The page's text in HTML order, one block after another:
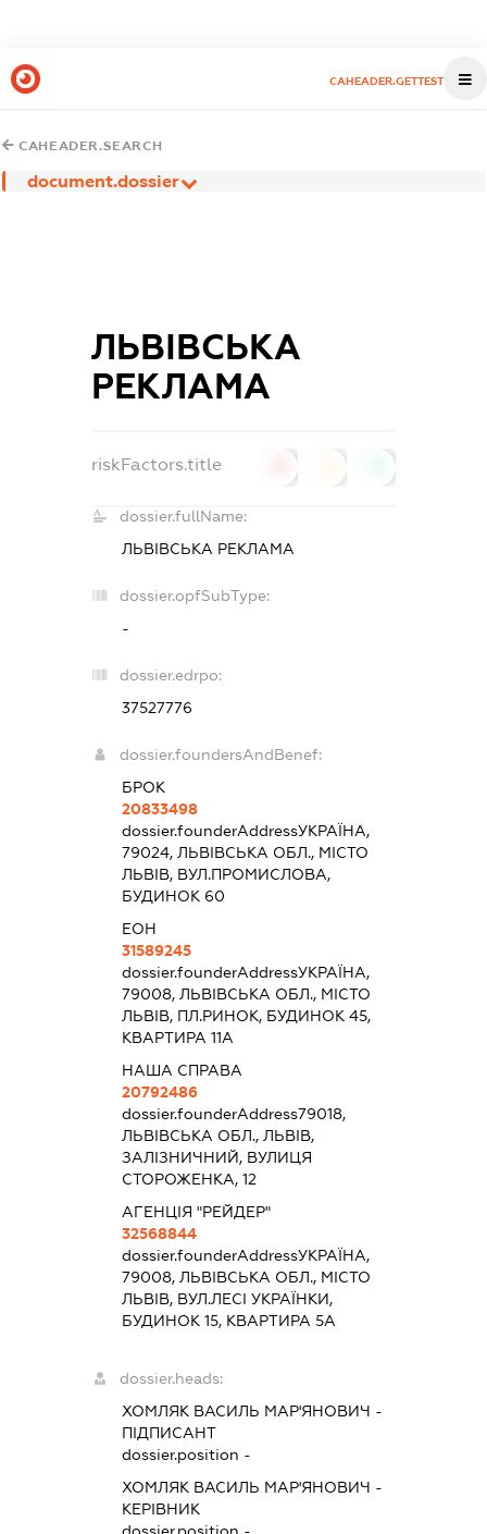
CAHEADER.GETTEST
CAHEADER.SEARCH
document.dossier
ЛЬВІВСЬКА
РЕКЛАМА
riskFactors.title
dossier.fullName:
ЛЬВІВСЬКА РЕКЛАМА
dossier.opfSubType:
-
dossier.edrpo:
37527776
dossier.foundersAndBenef:
БРОК
20833498
dossier.founderAddressУКРАЇНА,
79024, ЛЬВІВСЬКА ОБЛ., МІСТО
ЛЬВІВ, ВУЛ.ПРОМИСЛОВА,
БУДИНОК 60
ЕОН
31589245
dossier.founderAddressУКРАЇНА,
79008, ЛЬВІВСЬКА ОБЛ., МІСТО
ЛЬВІВ, ПЛ.РИНОК, БУДИНОК 45,
КВАРТИРА 11А
НАША СПРАВА
20792486
dossier.founderAddress79018,
ЛЬВІВСЬКА ОБЛ., ЛЬВІВ,
ЗАЛІЗНИЧНИЙ, ВУЛИЦЯ
СТОРОЖЕНКА, 12
АГЕНЦІЯ "РЕЙДЕР"
32568844
dossier.founderAddressУКРАЇНА,
79008, ЛЬВІВСЬКА ОБЛ., МІСТО
ЛЬВІВ, ВУЛ.ЛЕСІ УКРАЇНКИ,
БУДИНОК 15, КВАРТИРА 5А
dossier.heads:
ХОМЛЯК ВАСИЛЬ МАР'ЯНОВИЧ -
ПІДПИСАНТ
dossier.position -
ХОМЛЯК ВАСИЛЬ МАР'ЯНОВИЧ -
КЕРІВНИК
dossier.position -